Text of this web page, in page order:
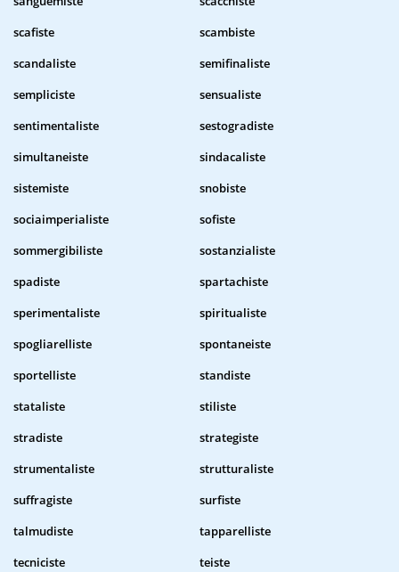
scafiste
scambiste
scandaliste
semifinaliste
sempliciste
sensualiste
sentimentaliste
sestogradiste
simultaneiste
sindacaliste
sistemiste
snobiste
sociaimperialiste
sofiste
sommergibiliste
sostanzialiste
spadiste
spartachiste
sperimentaliste
spiritualiste
spogliarelliste
spontaneiste
sportelliste
standiste
stataliste
stiliste
stradiste
strategiste
strumentaliste
strutturaliste
suffragiste
surfiste
talmudiste
tapparelliste
tecniciste
teiste